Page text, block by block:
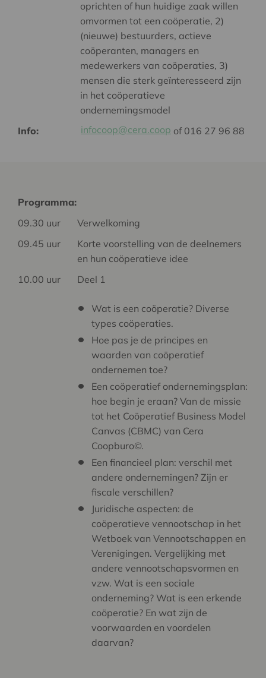
oprichten of hun huidige zaak willen
omvormen tot een coöperatie, 2)
(nieuwe) bestuurders, actieve
coöperanten, managers en
medewerkers van coöperaties, 3)
mensen die sterk geïnteresseerd zijn
in het coöperatieve
ondernemingsmodel
Info:
infocoop@cera.coop of 016 27 96 88
Programma:
09.30 uur
Verwelkoming
09.45 uur
Korte voorstelling van de deelnemers
en hun coöperatieve idee
10.00 uur
Deel 1
Wat is een coöperatie? Diverse
types coöperaties.
Hoe pas je de principes en
waarden van coöperatief
ondernemen toe?
Een coöperatief ondernemingsplan:
hoe begin je eraan? Van de missie
tot het Coöperatief Business Model
Canvas (CBMC) van Cera
Coopburo©.
Een financieel plan: verschil met
andere ondernemingen? Zijn er
fiscale verschillen?
Juridische aspecten: de
coöperatieve vennootschap in het
Wetboek van Vennootschappen en
Verenigingen. Vergelijking met
andere vennootschapsvormen en
vzw. Wat is een sociale
onderneming? Wat is een erkende
coöperatie? En wat zijn de
voorwaarden en voordelen
daarvan?